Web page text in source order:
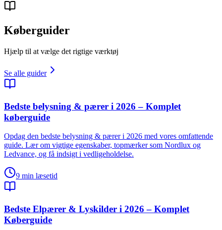
Køberguider
Hjælp til at vælge det rigtige værktøj
Se alle guider
Bedste belysning & pærer i 2026 – Komplet
køberguide
Opdag den bedste belysning & pærer i 2026 med vores omfattende
guide. Lær om vigtige egenskaber, topmærker som Nordlux og
Ledvance, og få indsigt i vedligeholdelse.
9 min læsetid
Bedste Elpærer & Lyskilder i 2026 – Komplet
Køberguide